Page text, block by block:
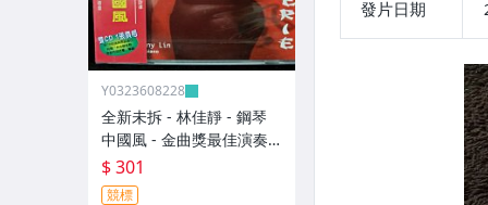
發片日期
Y0323608228
全新未拆 - 林佳靜 - 鋼琴
中國風 - 金曲獎最佳演奏
人 - 上揚唱片代理 瑞典原
裝進口 - 301元起標
$ 301
競標